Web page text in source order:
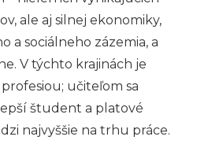
ale aj silnej ekonomiky,
a sociálneho zázemia, a
V týchto krajinách je
učiteľom sa
študent a platové
najvyššie na trhu práce.